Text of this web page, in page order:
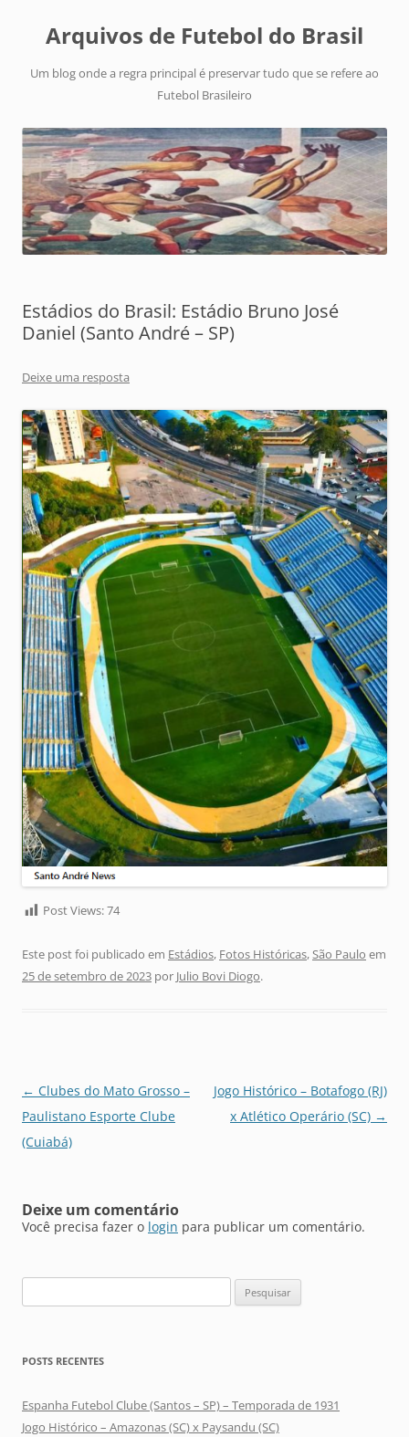
Arquivos de Futebol do Brasil
Um blog onde a regra principal é preservar tudo que se refere ao
Futebol Brasileiro
Estádios do Brasil: Estádio Bruno José
Daniel (Santo André – SP)
Deixe uma resposta
Post Views:74
Este post foi publicado em Estádios, Fotos Históricas,São Paulo em
25 de setembro de 2023 por Julio Bovi Diogo.
Navegação
de
posts
← Clubes do Mato Grosso –
Paulistano Esporte Clube
(Cuiabá)
Jogo Histórico – Botafogo (RJ)
x Atlético Operário (SC) →
Deixe um comentário
Você precisa fazer o login para publicar um comentário.
por:
POSTS RECENTES
Espanha Futebol Clube (Santos – SP) – Temporada de 1931
Jogo Histórico – Amazonas (SC) x Paysandu (SC)